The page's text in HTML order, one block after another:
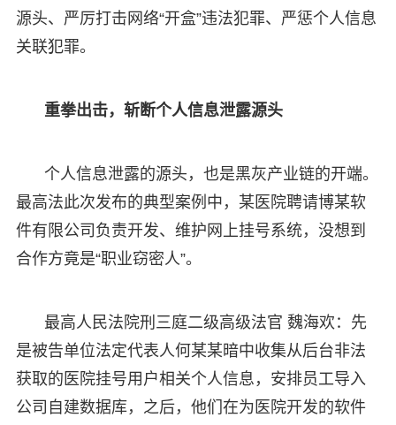
源头、严厉打击网络“开盒”违法犯罪、严惩个人信息
关联犯罪。
重拳出击，斩断个人信息泄露源头
个人信息泄露的源头，也是黑灰产业链的开端。
最高法此次发布的典型案例中，某医院聘请博某软
件有限公司负责开发、维护网上挂号系统，没想到
合作方竟是“职业窃密人”。
最高人民法院刑三庭二级高级法官 魏海欢：先
是被告单位法定代表人何某某暗中收集从后台非法
获取的医院挂号用户相关个人信息，安排员工导入
公司自建数据库，之后，他们在为医院开发的软件